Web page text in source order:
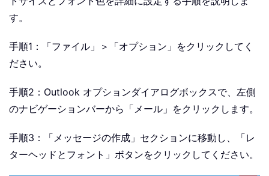
す。
手順1：「ファイル」＞「オプション」をクリックしてく
ださい。
手順2：Outlook オプションダイアログボックスで、左側
のナビゲーションバーから「メール」をクリックします。
手順3：「メッセージの作成」セクションに移動し、「レ
ターヘッドとフォント」ボタンをクリックしてください。